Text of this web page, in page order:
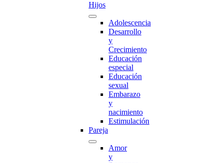
Hijos
Adolescencia
Desarrollo
y
Crecimiento
Educación
especial
Educación
sexual
Embarazo
y
nacimiento
Estimulación
Pareja
Amor
y